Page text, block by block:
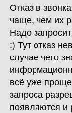
Отказ в
чаще, чем их
Надо
:) Тут отказ
случае чего
всё уже
запроса
появляются и